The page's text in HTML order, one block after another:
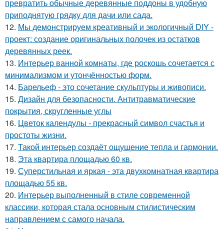
превратить обычные деревянные поддоны в удобную
приподнятую грядку для дачи или сада.
12. Мы демонстрируем креативный и экологичный DIY -
проект: создание оригинальных полочек из остатков
деревянных реек.
13. Интерьер ванной комнаты, где роскошь сочетается с
минимализмом и утончённостью форм.
14. Барельеф - это сочетание скульптуры и живописи.
15. Дизайн для безопасности. Антитравматические
покрытия, скругленные углы
16. Цветок календулы - прекрасный символ счастья и
простоты жизни.
17. Такой интерьер создаёт ощущение тепла и гармонии.
18. Эта квартира площадью 60 кв.
19. Суперстильная и яркая - эта двухкомнатная квартира
площадью 55 кв.
20. Интерьер выполненный в стиле современной
классики, которая стала основным стилистическим
направлением с самого начала.